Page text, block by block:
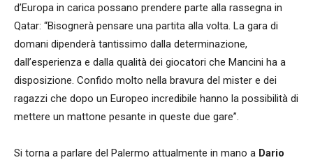
d’Europa in carica possano prendere parte alla rassegna in
Qatar: “Bisognerà pensare una partita alla volta. La gara di
domani dipenderà tantissimo dalla determinazione,
dall’esperienza e dalla qualità dei giocatori che Mancini ha a
disposizione. Confido molto nella bravura del mister e dei
ragazzi che dopo un Europeo incredibile hanno la possibilità di
mettere un mattone pesante in queste due gare”.
Si torna a parlare del Palermo attualmente in mano a Dario